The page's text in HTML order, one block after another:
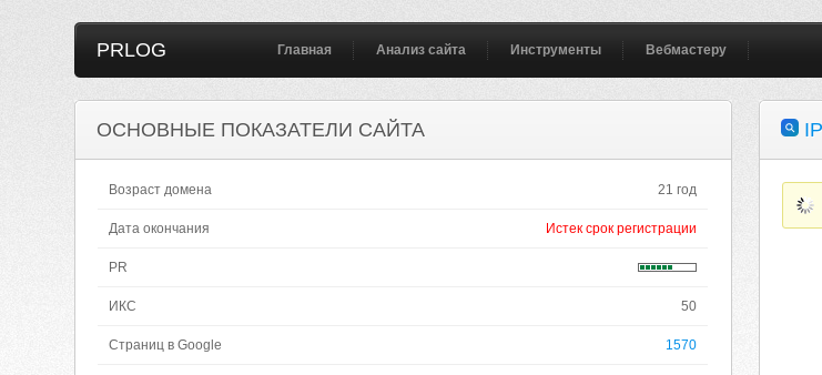
PRLOG Главная Анализ сайта Инструменты Вебмастеру
ОСНОВНЫЕ ПОКАЗАТЕЛИ САЙТА
Возраст домена 21 год
Дата окончания Истек срок регистрации
PR
ИКС 50
Страниц в Google 1570